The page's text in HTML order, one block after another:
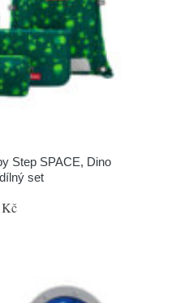
Step SPACE, Dino
set